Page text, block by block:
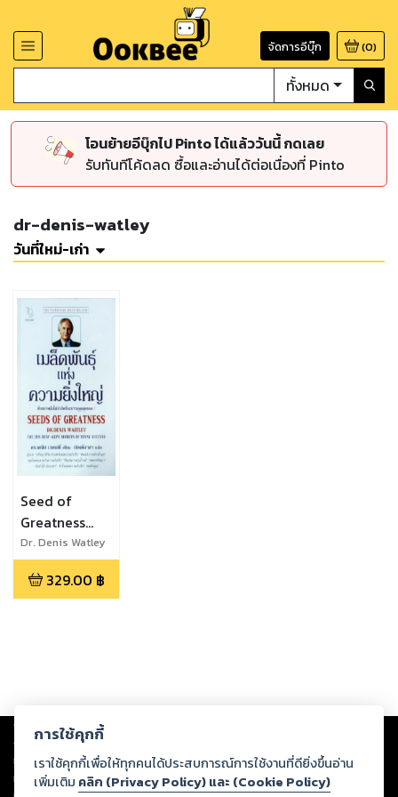
จัดการอีบุ๊ก (0)
ทั้งหมด
โอนย้ายอีบุ๊กไป Pinto ได้แล้ววันนี้ กดเลย
รับทันทีโค้ดลด ซื้อและอ่านได้ต่อเนื่องที่ Pinto
dr-denis-watley
วันที่ใหม่-เก่า
Seed of
Greatness
เมล็ดพันธุ์แห่ง
ความยิ่งใหญ่
Dr. Denis Watley
329.00 ฿
Copyright © 2026
ต่อผลงานหรือเนื้อหาใดที่อัปโหลดผ่านเว็บไซต์และปรากฏว่าละเมิดสิทธิใน
ทรัพย์สินทางปัญญาของบุคคลอื่นหรือขัดต่อกฎหมายและศีลธรรม ดังนั้น ผู้อ่าน
ทุกท่านโปรดใช้วิจารณญาณในการกลั่นกรองด้วยตนเอง และหากท่านพบว่าส่วน
การใช้คุกกี้
เราใช้คุกกี้เพื่อให้ทุกคนได้ประสบการณ์การใช้งานที่ดียิ่งขึ้นอ่าน
เพิ่มเติม คลิก (Privacy Policy) และ (Cookie Policy)